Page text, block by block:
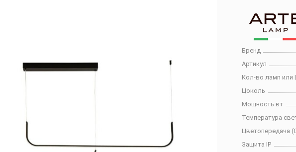
Бренд
Артикул
Кол-во ламп или
Цоколь
Мощность вт
Температура
Цветопередача
Защита IP